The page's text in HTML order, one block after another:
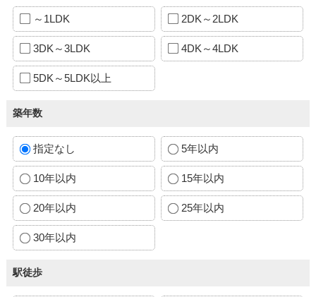
～1LDK 2DK～2LDK
3DK～3LDK 4DK～4LDK
5DK～5LDK以上
築年数
指定なし 5年以内
10年以内 15年以内
20年以内 25年以内
30年以内
駅徒歩